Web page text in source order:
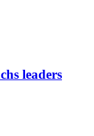
leaders